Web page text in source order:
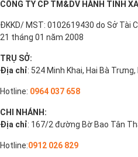
CÔNG TY CP TM&DV HÀNH TINH
ĐKKD/ MST: 0102619430 do Sở Tài
21 tháng 01 năm 2008
TRỤ SỞ:
Địa chỉ: 524 Minh Khai, Hai Bà Trưng,
Hotline: 0964 037 658
CHI NHÁNH:
Địa chỉ: 167/2 đường Bờ Bao Tân
Hotline:0912 026 829